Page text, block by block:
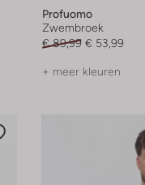
Profuomo
Zwembroek
€ 89,99 € 53,99
+ meer kleuren